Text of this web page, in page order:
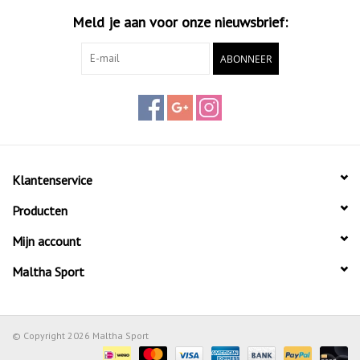
liggen en dat ze niet weg rollen. De halterstandaard is gemaakt
van zwart kunststof en is ontworpen om de dumbells in op te
Deze halterset bestaat uit een opbergrek en 6 gewichten: 2 x 1
kg, 2 x 2 kg en 2 x 3 kg waardoor je een gevarieerde training
Meld je aan voor onze nieuwsbrief:
ABONNEER
Klantenservice
Producten
Mijn account
Maltha Sport
© Copyright 2026 Maltha Sport